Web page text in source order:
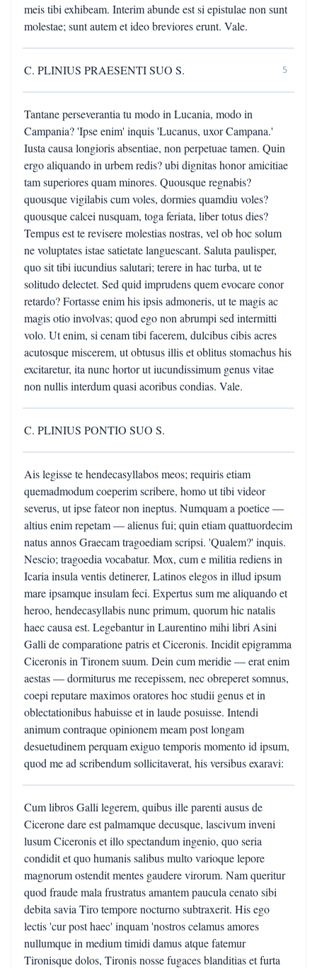
meis tibi exhibeam. Interim abunde est si epistulae non sunt
molestae; sunt autem et ideo breviores erunt. Vale.
C. PLINIUS PRAESENTI SUO S. 5
Tantane perseverantia tu modo in Lucania, modo in
Campania? 'Ipse enim' inquis 'Lucanus, uxor Campana.'
Iusta causa longioris absentiae, non perpetuae tamen. Quin
ergo aliquando in urbem redis? ubi dignitas honor amicitiae
tam superiores quam minores. Quousque regnabis?
quousque vigilabis cum voles, dormies quamdiu voles?
quousque calcei nusquam, toga feriata, liber totus dies?
Tempus est te revisere molestias nostras, vel ob hoc solum
ne voluptates istae satietate languescant. Saluta paulisper,
quo sit tibi iucundius salutari; terere in hac turba, ut te
solitudo delectet. Sed quid imprudens quem evocare conor
retardo? Fortasse enim his ipsis admoneris, ut te magis ac
magis otio involvas; quod ego non abrumpi sed intermitti
volo. Ut enim, si cenam tibi facerem, dulcibus cibis acres
acutosque miscerem, ut obtusus illis et oblitus stomachus his
excitaretur, ita nunc hortor ut iucundissimum genus vitae
non nullis interdum quasi acoribus condias. Vale.
C. PLINIUS PONTIO SUO S.
Ais legisse te hendecasyllabos meos; requiris etiam
quemadmodum coeperim scribere, homo ut tibi videor
severus, ut ipse fateor non ineptus. Numquam a poetice —
altius enim repetam — alienus fui; quin etiam quattuordecim
natus annos Graecam tragoediam scripsi. 'Qualem?' inquis.
Nescio; tragoedia vocabatur. Mox, cum e militia rediens in
Icaria insula ventis detinerer, Latinos elegos in illud ipsum
mare ipsamque insulam feci. Expertus sum me aliquando et
heroo, hendecasyllabis nunc primum, quorum hic natalis
haec causa est. Legebantur in Laurentino mihi libri Asini
Galli de comparatione patris et Ciceronis. Incidit epigramma
Ciceronis in Tironem suum. Dein cum meridie — erat enim
aestas — dormiturus me recepissem, nec obreperet somnus,
coepi reputare maximos oratores hoc studii genus et in
oblectationibus habuisse et in laude posuisse. Intendi
animum contraque opinionem meam post longam
desuetudinem perquam exiguo temporis momento id ipsum,
quod me ad scribendum sollicitaverat, his versibus exaravi:
Cum libros Galli legerem, quibus ille parenti ausus de
Cicerone dare est palmamque decusque, lascivum inveni
lusum Ciceronis et illo spectandum ingenio, quo seria
condidit et quo humanis salibus multo varioque lepore
magnorum ostendit mentes gaudere virorum. Nam queritur
quod fraude mala frustratus amantem paucula cenato sibi
debita savia Tiro tempore nocturno subtraxerit. His ego
lectis 'cur post haec' inquam 'nostros celamus amores
nullumque in medium timidi damus atque fatemur
Tironisque dolos, Tironis nosse fugaces blanditias et furta